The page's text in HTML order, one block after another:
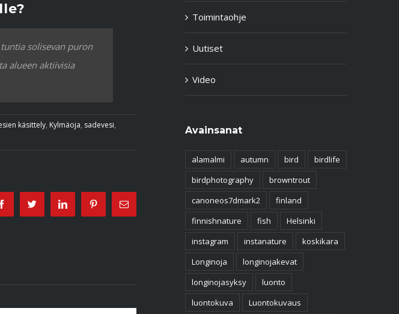
solisevan puron
alueen aktiivisia
käsittely, Kylmäoja, sadevesi,
FacebookTwitter Linkedin PinterestEmail
Toimintaohje
Uutiset
Video
Avainsanat
alamalmi autumn bird
birdlife
birdphotography
browntrout
canoneos7dmark2
finland
finnishnature
fish
Helsinki
instagram
instanature
koskikara
Longinoja
longinojakevat
longinojasyksy
luonto
luontokuva
Luontokuvaus